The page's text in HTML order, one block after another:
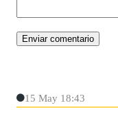
15 May 18:43